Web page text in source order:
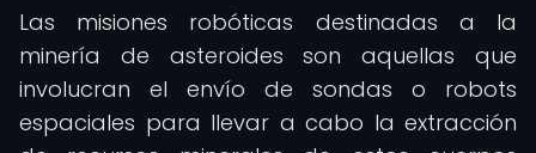
Las misiones robóticas destinadas a la
minería de asteroides son aquellas que
involucran el envío de sondas o robots
espaciales para llevar a cabo la extracción